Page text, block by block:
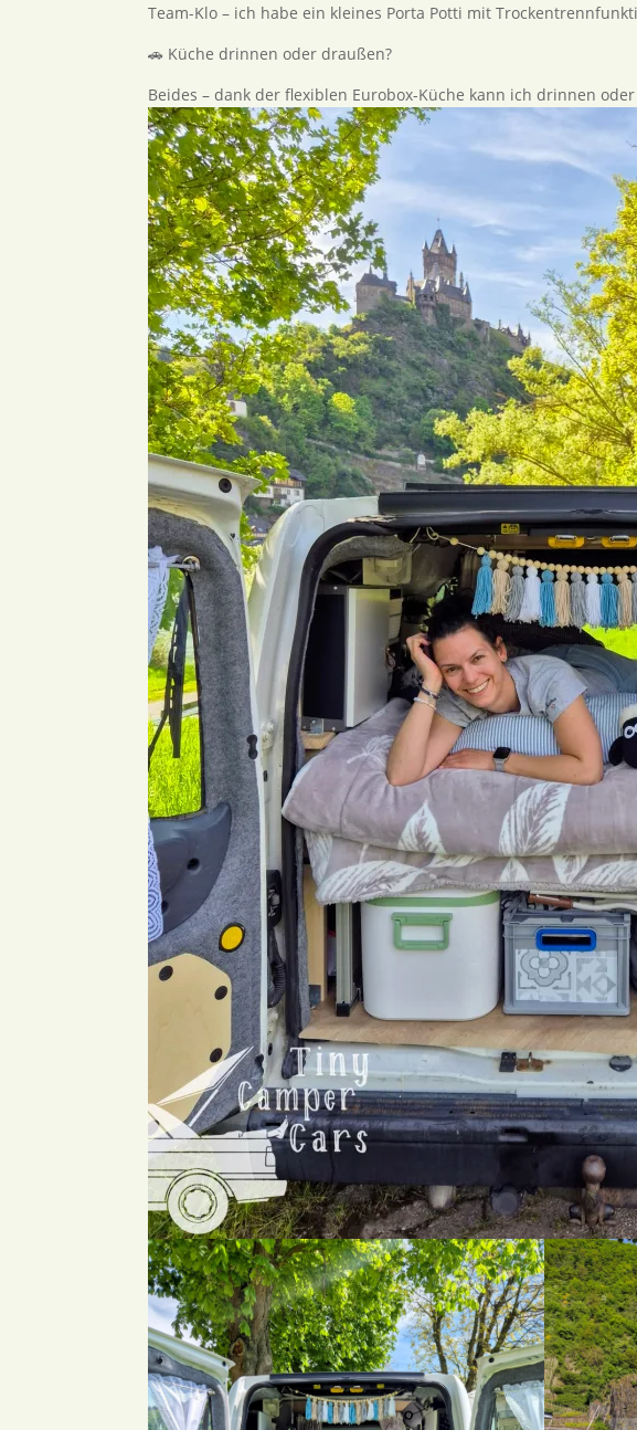
Team-Klo – ich habe ein kleines Porta Potti mit
🚗 Küche drinnen oder draußen?
Beides – dank der flexiblen Eurobox-Küche kann ich drinnen